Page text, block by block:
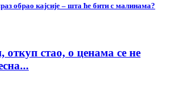
обрао кајсије – шта ће бити с малинама?
откуп стао, о ценама се не